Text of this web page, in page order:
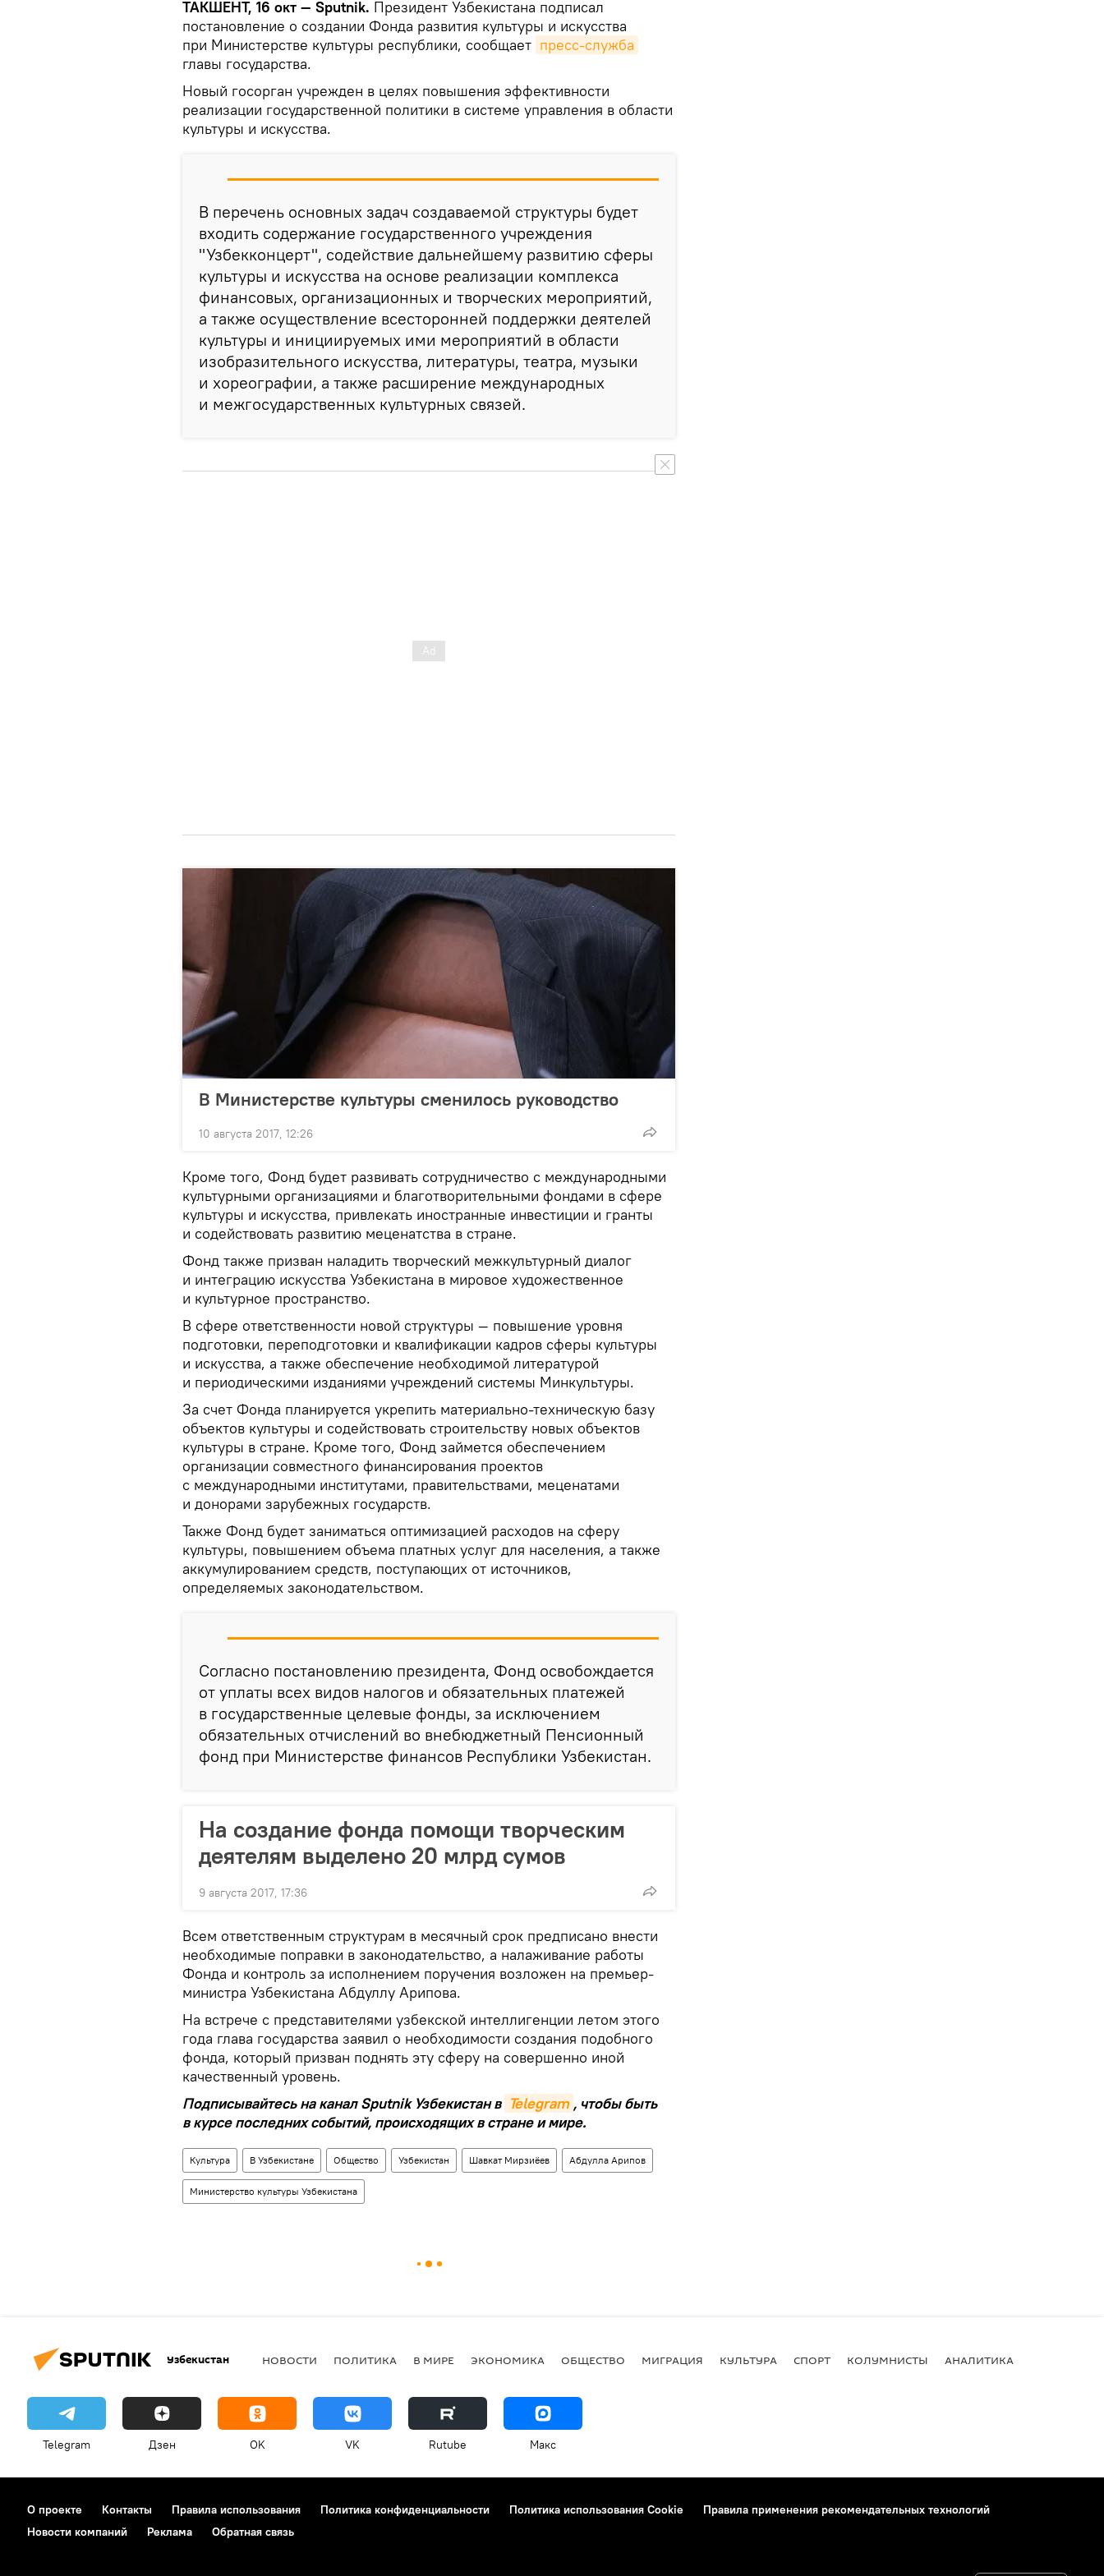
ТАКШЕНТ, 16 окт — Sputnik. Президент Узбекистана подписал
постановление о создании Фонда развития культуры и искусства
при Министерстве культуры республики, сообщает пресс-служба
главы государства.
Новый госорган учрежден в целях повышения эффективности
реализации государственной политики в системе управления в области
культуры и искусства.
В перечень основных задач создаваемой структуры будет
входить содержание государственного учреждения
"Узбекконцерт", содействие дальнейшему развитию сферы
культуры и искусства на основе реализации комплекса
финансовых, организационных и творческих мероприятий,
а также осуществление всесторонней поддержки деятелей
культуры и инициируемых ими мероприятий в области
изобразительного искусства, литературы, театра, музыки
и хореографии, а также расширение международных
и межгосударственных культурных связей.
В Министерстве культуры сменилось руководство
10 августа 2017, 12:26
Кроме того, Фонд будет развивать сотрудничество с международными
культурными организациями и благотворительными фондами в сфере
культуры и искусства, привлекать иностранные инвестиции и гранты
и содействовать развитию меценатства в стране.
Фонд также призван наладить творческий межкультурный диалог
и интеграцию искусства Узбекистана в мировое художественное
и культурное пространство.
В сфере ответственности новой структуры — повышение уровня
подготовки, переподготовки и квалификации кадров сферы культуры
и искусства, а также обеспечение необходимой литературой
и периодическими изданиями учреждений системы Минкультуры.
За счет Фонда планируется укрепить материально-техническую базу
объектов культуры и содействовать строительству новых объектов
культуры в стране. Кроме того, Фонд займется обеспечением
организации совместного финансирования проектов
с международными институтами, правительствами, меценатами
и донорами зарубежных государств.
Также Фонд будет заниматься оптимизацией расходов на сферу
культуры, повышением объема платных услуг для населения, а также
аккумулированием средств, поступающих от источников,
определяемых законодательством.
Согласно постановлению президента, Фонд освобождается
от уплаты всех видов налогов и обязательных платежей
в государственные целевые фонды, за исключением
обязательных отчислений во внебюджетный Пенсионный
фонд при Министерстве финансов Республики Узбекистан.
На создание фонда помощи творческим
деятелям выделено 20 млрд сумов
9 августа 2017, 17:36
Всем ответственным структурам в месячный срок предписано внести
необходимые поправки в законодательство, а налаживание работы
Фонда и контроль за исполнением поручения возложен на премьер-
министра Узбекистана Абдуллу Арипова.
На встрече с представителями узбекской интеллигенции летом этого
года глава государства заявил о необходимости создания подобного
фонда, который призван поднять эту сферу на совершенно иной
качественный уровень.
Подписывайтесь на канал Sputnik Узбекистан в Telegram , чтобы быть
в курсе последних событий, происходящих в стране и мире.
Культура В Узбекистане Общество Узбекистан Шавкат Мирзиёев Абдулла Арипов
Министерство культуры Узбекистана
Узбекистан НОВОСТИ ПОЛИТИКА В МИРЕ ЭКОНОМИКА ОБЩЕСТВО МИГРАЦИЯ КУЛЬТУРА СПОРТ КОЛУМНИСТЫ АНАЛИТИКА
Telegram Дзен OK VK Rutube Макс
О проекте Контакты Правила использования Политика конфиденциальности Политика использования Cookie
Правила применения рекомендательных технологий
Новости компаний
Реклама Обратная связь